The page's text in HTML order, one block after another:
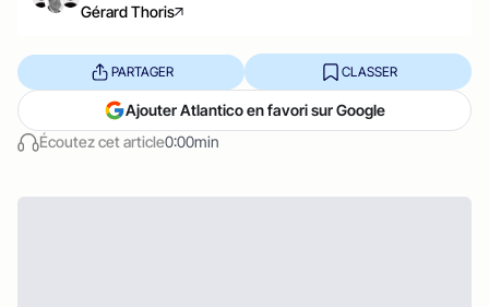
Gérard Thoris
Écoutez cet article0:00min
PARTAGER CLASSER
Ajouter Atlantico en favori sur Google